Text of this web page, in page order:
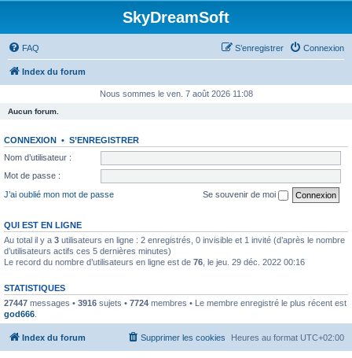
SkyDreamSoft
FAQ Connexion
S’enregistrer
Index du forum
Nous sommes le ven. 7 août 2026 11:08
Aucun forum.
CONNEXION • S’ENREGISTRER
Nom d’utilisateur :
Mot de passe :
J’ai oublié mon mot de passe
Se souvenir de moi
QUI EST EN LIGNE
Au total il y a 3 utilisateurs en ligne : 2 enregistrés, 0 invisible et 1 invité (d’après le nombre
d’utilisateurs actifs ces 5 dernières minutes)
Le record du nombre d’utilisateurs en ligne est de 76 , le jeu. 29 déc. 2022 00:16
STATISTIQUES
27447 messages • 3916 sujets • 7724 membres • Le membre enregistré le plus récent est
god666
Index du forum Heures au format UTC+02:00
Supprimer les cookies